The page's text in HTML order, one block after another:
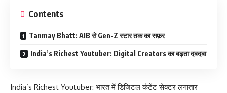
Contents
Tanmay Bhatt: AIB से Gen-Z स्टार तक का सफ़र
India’s Richest Youtuber: Digital Creators का बढ़ता दबदबा
India’s Richest Youtuber: भारत में डिजिटल कंटेंट सेक्टर लगातार